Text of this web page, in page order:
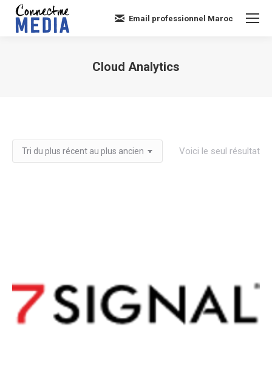
Email professionnel Maroc
Cloud Analytics
Voici le seul résultat